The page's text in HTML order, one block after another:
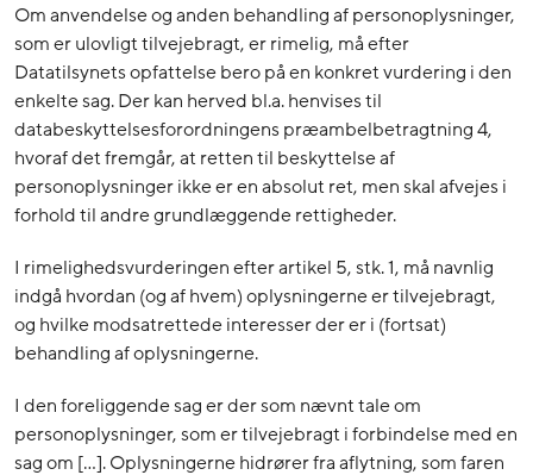
Om anvendelse og anden behandling af personoplysninger,
som er ulovligt tilvejebragt, er rimelig, må efter
Datatilsynets opfattelse bero på en konkret vurdering i den
enkelte sag. Der kan herved bl.a. henvises til
databeskyttelsesforordningens præambelbetragtning 4,
hvoraf det fremgår, at retten til beskyttelse af
personoplysninger ikke er en absolut ret, men skal afvejes i
forhold til andre grundlæggende rettigheder.
I rimelighedsvurderingen efter artikel 5, stk. 1, må navnlig
indgå hvordan (og af hvem) oplysningerne er tilvejebragt,
og hvilke modsatrettede interesser der er i (fortsat)
behandling af oplysningerne.
I den foreliggende sag er der som nævnt tale om
personoplysninger, som er tilvejebragt i forbindelse med en
sag om […]. Oplysningerne hidrører fra aflytning, som faren